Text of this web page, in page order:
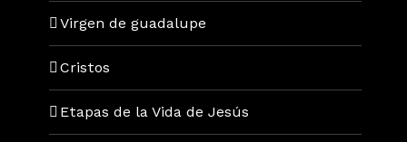
Virgen de guadalupe
Cristos
Etapas de la Vida de Jesús